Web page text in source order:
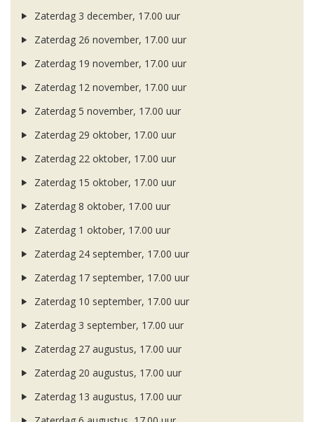
Zaterdag 3 december, 17.00 uur
Zaterdag 26 november, 17.00 uur
Zaterdag 19 november, 17.00 uur
Zaterdag 12 november, 17.00 uur
Zaterdag 5 november, 17.00 uur
Zaterdag 29 oktober, 17.00 uur
Zaterdag 22 oktober, 17.00 uur
Zaterdag 15 oktober, 17.00 uur
Zaterdag 8 oktober, 17.00 uur
Zaterdag 1 oktober, 17.00 uur
Zaterdag 24 september, 17.00 uur
Zaterdag 17 september, 17.00 uur
Zaterdag 10 september, 17.00 uur
Zaterdag 3 september, 17.00 uur
Zaterdag 27 augustus, 17.00 uur
Zaterdag 20 augustus, 17.00 uur
Zaterdag 13 augustus, 17.00 uur